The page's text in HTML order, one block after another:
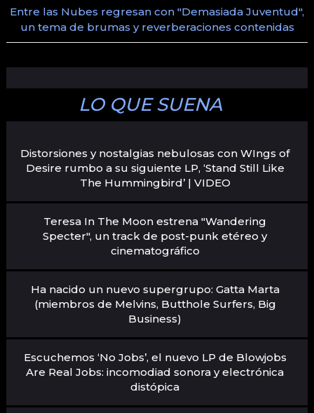
Entre las Nubes regresan con "Demasiada Juventud",
un tema de brumas y reverberaciones contenidas
LO QUE SUENA
Distorsiones y nostalgias nebulosas con WIngs of
Desire rumbo a su siguiente LP, ‘Stand Still Like
The Hummingbird’ | VIDEO
Teresa In The Moon estrena "Wandering
Specter", un track de post-punk etéreo y
cinematográfico
Ha nacido un nuevo supergrupo: Gatta Marta
(miembros de Melvins, Butthole Surfers, Big
Business)
Escuchemos ‘No Jobs’, el nuevo LP de Blowjobs
Are Real Jobs: incomodiad sonora y electrónica
distópica